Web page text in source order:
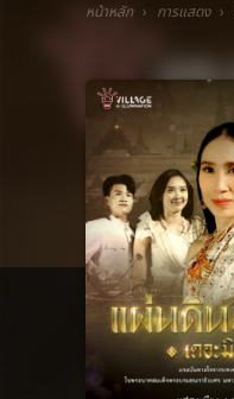
หน้าหลัก การแสดง